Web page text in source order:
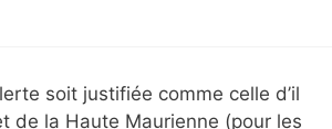
soit justifiée comme celle d’il
de la Haute Maurienne (pour les